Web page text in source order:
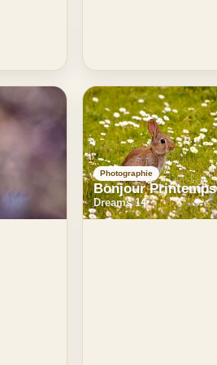
Photographie
Bonjour Printemps
Dreams 14